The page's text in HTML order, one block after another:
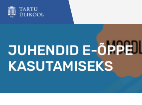
Liigu edasi põhisisu juurde
JUHENDID E-ÕPPE
KASUTAMISEKS